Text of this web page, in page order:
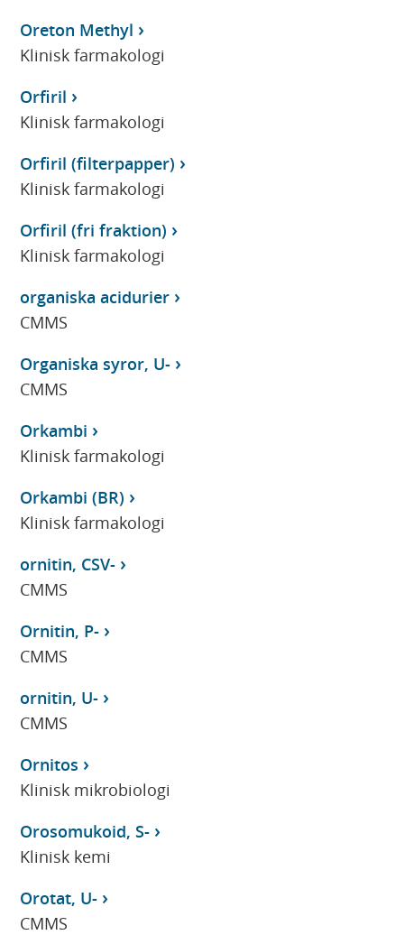
Oreton Methyl
Klinisk farmakologi
Orfiril
Klinisk farmakologi
Orfiril (filterpapper)
Klinisk farmakologi
Orfiril (fri fraktion)
Klinisk farmakologi
organiska acidurier
CMMS
Organiska syror, U-
CMMS
Orkambi
Klinisk farmakologi
Orkambi (BR)
Klinisk farmakologi
ornitin, CSV-
CMMS
Ornitin, P-
CMMS
ornitin, U-
CMMS
Ornitos
Klinisk mikrobiologi
Orosomukoid, S-
Klinisk kemi
Orotat, U-
CMMS